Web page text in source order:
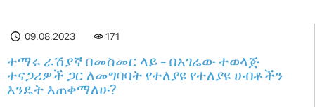
09.08.2023 171
ተማሩ ራሽያኛ በመስመር ላይ - በአገሬው ተወላጅ
ተናጋሪዎች ጋር ለመግባባት የተለያዩ የተለያዩ ሀብቶችን
እንዴት እጠቀማለሁ?